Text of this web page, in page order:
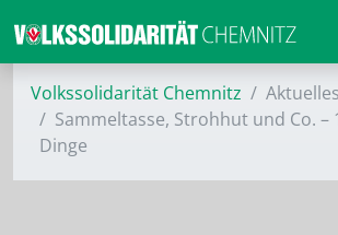
Volkssolidarität Chemnitz
Aktuelles
Sammeltasse, Strohhut und Co. –
Dinge